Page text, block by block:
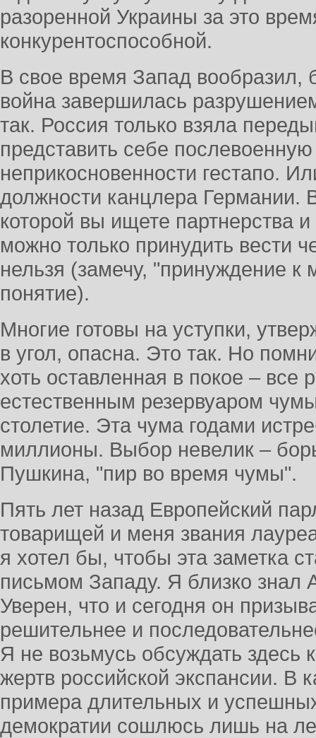
разоренной Украины за это
конкурентоспособной.
В свое время Запад вообразил,
война завершилась
так. Россия только взяла
представить себе
неприкосновенности гестапо.
должности канцлера Германии.
которой вы ищете партнерства
можно только принудить вести
нельзя (замечу, "принуждение
понятие).
Многие готовы на уступки,
в угол, опасна. Это так. Но
хоть оставленная в покое –
естественным резервуаром
столетие. Эта чума годами
миллионы. Выбор невелик –
Пушкина, "пир во время чумы".
Пять лет назад Европейский
товарищей и меня звания
я хотел бы, чтобы эта заметка
письмом Западу. Я близко знал
Уверен, что и сегодня он
решительнее и
Я не возьмусь обсуждать здесь
жертв российской экспансии. В
примера длительных и
демократии сошлюсь лишь на